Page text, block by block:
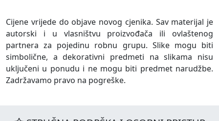
Cijene vrijede do objave novog cjenika. Sav materijal je
autorski i u vlasništvu proizvođača ili ovlaštenog
partnera za pojedinu robnu grupu. Slike mogu biti
simbolične, a dekorativni predmeti na slikama nisu
uključeni u ponudu i ne mogu biti predmet narudžbe.
Zadržavamo pravo na pogreške.